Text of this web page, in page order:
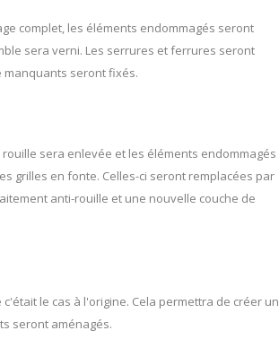
complet, les éléments endommagés seront
sera verni. Les serrures et ferrures seront
manquants seront fixés.
sera enlevée et les éléments endommagés
grilles en fonte. Celles-ci seront remplacées par
anti-rouille et une nouvelle couche de
le cas à l'origine. Cela permettra de créer un
seront aménagés.